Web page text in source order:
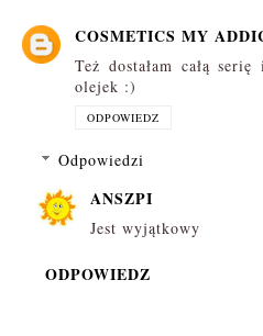
COSMETICS MY
Też dostałam całą
olejek :)
ODPOWIEDZ
Odpowiedzi
ANSZPI
Jest wyjątkowy
ODPOWIEDZ